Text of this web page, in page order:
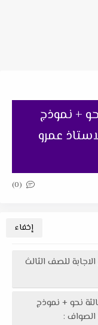
+ نموذج
عمرو
(0)
للصف الثالث
نحو + نموذج
الصواف :